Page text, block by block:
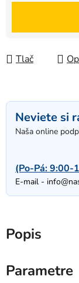
Tlač
Neviete si
Naša online
(Po-Pá: 9:00-
E-mail -
Popis
Parametre